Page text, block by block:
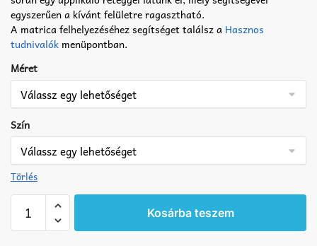
egyszerűen a kívánt felületre ragasztható.
A matrica felhelyezéséhez segítséget találsz a Hasznos
tudnivalók menüpontban.
Méret
Szín
Törlés
matrica
mennyiség
Kosárba teszem